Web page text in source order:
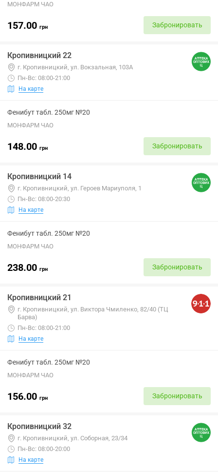
МОНФАРМ ЧАО
157.00 грн Забронировать
Кропивницкий 22
г. Кропивницкий, ул. Вокзальная, 103А
Пн-Вс: 08:00-21:00
На карте
Фенибут табл. 250мг №20
МОНФАРМ ЧАО
148.00 грн Забронировать
Кропивницкий 14
г. Кропивницкий, ул. Героев Мариуполя, 1
Пн-Вс: 08:00-20:30
На карте
Фенибут табл. 250мг №20
МОНФАРМ ЧАО
238.00 грн Забронировать
Кропивницкий 21
г. Кропивницкий, ул. Виктора Чмиленко, 82/40 (ТЦ
Барва)
Пн-Вс: 08:00-21:00
На карте
Фенибут табл. 250мг №20
МОНФАРМ ЧАО
156.00 грн Забронировать
Кропивницкий 32
г. Кропивницкий, ул. Соборная, 23/34
Пн-Вс: 08:00-20:00
На карте